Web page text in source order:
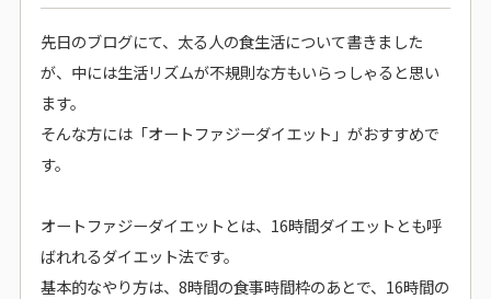
先日のブログにて、太る人の食生活について書きました
が、中には生活リズムが不規則な方もいらっしゃると思い
ます。
そんな方には「オートファジーダイエット」がおすすめで
す。
オートファジーダイエットとは、16時間ダイエットとも呼
ばれれるダイエット法です。
基本的なやり方は、8時間の食事時間枠のあとで、16時間の